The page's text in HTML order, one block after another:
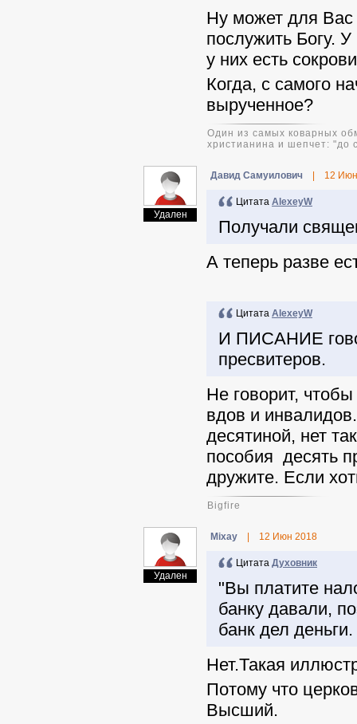
Ну может для
послужить Богу. У
у них есть
Когда, с самого
вырученное?
Один из самых коварных
христианина и шепчет: "до
Удален
Давид Самуилович 12
Цитата AlexeyW
Получали
А теперь разве
Цитата AlexeyW
И ПИСАНИЕ
пресвитеров.
Не говорит,
вдов и
десятиной, нет
пособия десять
дружите. Если
Bigfire
Удален
Mixay 12 Июн 2018
Цитата Духовник
"Вы платите
банку давали,
банк дел
Нет.Такая
Потому что
Высший.